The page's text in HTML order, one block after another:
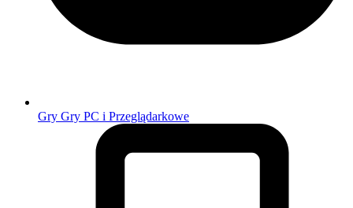
Gry Gry PC i Przeglądarkowe